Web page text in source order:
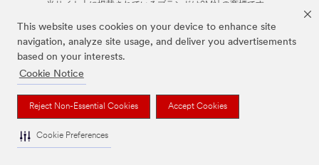
This website uses cookies on your device to enhance site
navigation, analyze site usage, and deliver you advertisements
based on your interests.
Cookie Notice
Reject Non-Essential Cookies Accept Cookies
Cookie Preferences
当サイト上に掲載されているブランドは3M社の商標です。